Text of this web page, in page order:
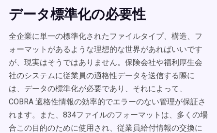
データ標準化の必要性
全企業に単一の標準化されたファイルタイプ、構造、フ
ォーマットがあるような理想的な世界があればいいです
が、現実はそうではありません。保険会社や福利厚生会
社のシステムに従業員の適格性データを送信する際に
は、データの標準化が必要であり、それによって、
COBRA 適格性情報の効率的でエラーのない管理が保証さ
れます。また、834ファイルのフォーマットは、多くの場
合この目的のために使用され、従業員給付情報の交換に